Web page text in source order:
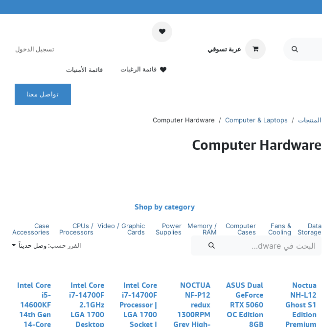
عربة تسوقي
قائمة الرغبات قائمة الأمنيات
تسجيل الدخول
تواصل معنا
المنتجات Computer & Laptops
Computer Hardware
Computer Hardware
Shop by category
Data
Storage
Fans &
Cooling
Computer
Cases
Memory /
RAM
Power
Supplies
Video / Graphic
Cards
CPUs /
Processors
Case
Accessories
الفرز حسب:وصل حديثاً
Noctua
NH-L12
Ghost S1
Edition
Premium
ASUS Dual
GeForce
RTX 5060
OC Edition
8GB
NOCTUA
NF-P12
redux
1300RPM
Grey High-
Intel Core
i7-14700F
Processor |
LGA 1700
Socket |
Intel Core
i7-14700F
2.1GHz
LGA 1700
Desktop
Intel Core
i5-
14600KF
14th Gen
14-Core